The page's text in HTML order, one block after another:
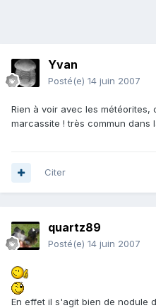
Yvan
Posté(e) 14 juin 2007
Rien à voir avec les
marcassite ! très commun dans
Citer
quartz89
Posté(e) 14 juin 2007
En effet il s'agit bien de nodule